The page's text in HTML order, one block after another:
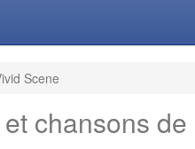
Scene
chansons de